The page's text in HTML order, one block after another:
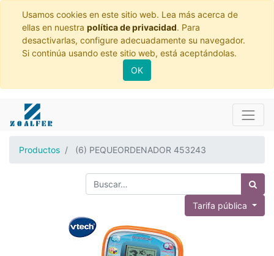
Usamos cookies en este sitio web. Lea más acerca de
ellas en nuestra política de privacidad. Para
desactivarlas, configure adecuadamente su navegador.
Si continúa usando este sitio web, está aceptándolas.
OK
Productos (6) PEQUEORDENADOR 453243
Tarifa pública